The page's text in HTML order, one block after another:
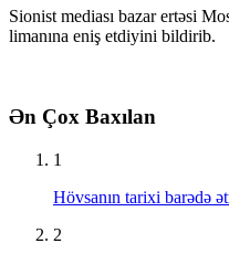
Sionist mediası bazar ertəsi
limanına eniş etdiyini bildirib.
Ən Çox Baxılan
1
Hövsanın tarixi barədə
2